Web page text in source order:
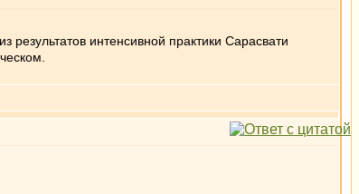
интенсивной практики Сарасвати